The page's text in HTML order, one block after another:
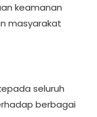
keamanan
masyarakat
seluruh
berbagai